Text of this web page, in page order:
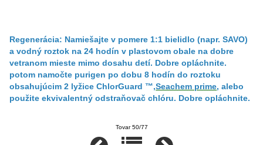
Regenerácia: Namiešajte v pomere 1:1 bielidlo (napr. SAVO)
a vodný roztok na 24 hodín v plastovom obale na dobre
vetranom mieste mimo dosahu detí. Dobre opláchnite.
potom namočte purigen po dobu 8 hodín do roztoku
obsahujúcim 2 lyžice ChlorGuard ™,Seachem prime, alebo
použite ekvivalentný odstraňovač chlóru. Dobre opláchnite.
Tovar 50/77